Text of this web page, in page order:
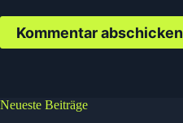
Kommentar abschicken
Neueste Beiträge